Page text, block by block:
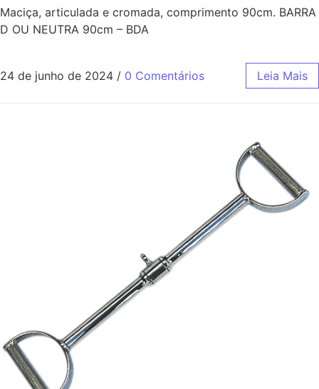
Maciça, articulada e cromada, comprimento 90cm. BARRA
D OU NEUTRA 90cm – BDA
24 de junho de 2024 / 0 Comentários Leia Mais